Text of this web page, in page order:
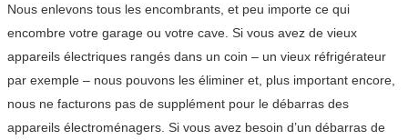
Nous enlevons tous les encombrants, et peu importe ce qui
encombre votre garage ou votre cave. Si vous avez de vieux
appareils électriques rangés dans un coin – un vieux réfrigérateur
par exemple – nous pouvons les éliminer et, plus important encore,
nous ne facturons pas de supplément pour le débarras des
appareils électroménagers. Si vous avez besoin d’un débarras de